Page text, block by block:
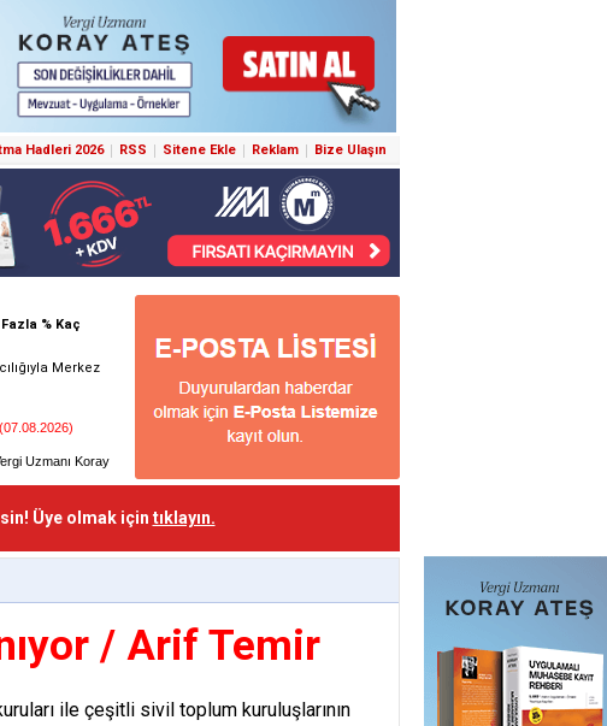
Hadleri 2026 RSS Sitene Ekle Reklam Bize Ulaşın
Üye olmak için tıklayın.
/ Arif Temir
ile çeşitli sivil toplum kuruluşlarının